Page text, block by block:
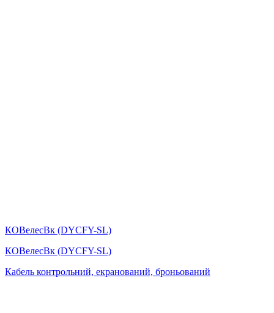
КОВелесВк (DYСFY-SL)
КОВелесВк (DYСFY-SL)
Кабель контрольний, екранований, броньований